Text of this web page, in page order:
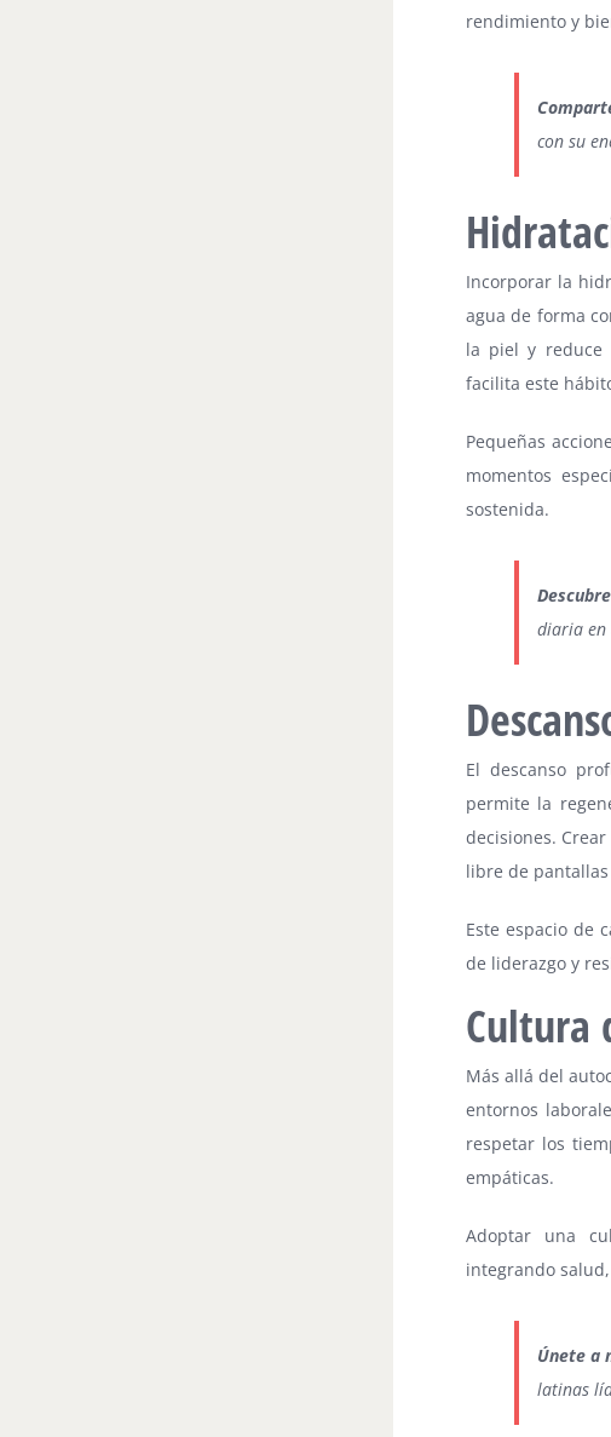
rendimiento y
con su
Incorporar la
agua de forma
la piel y reduce
facilita este
Pequeñas
momentos
sostenida.
diaria en
El descanso
permite la
decisiones.
libre de
Este espacio de
de liderazgo y
Cultura
Más allá del
entornos
respetar los
empáticas.
Adoptar una
integrando
Únete a
latinas